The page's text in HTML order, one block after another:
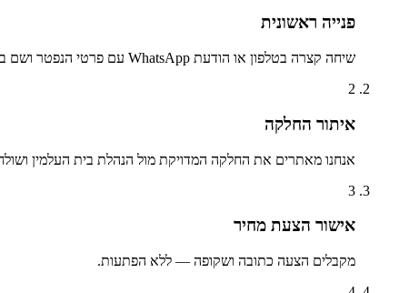
פנייה ראשונית
שיחה קצרה בטלפון או הודעת WhatsApp עם פרטי הנפטר ושם בית העלמין.
2
איתור החלקה
אנחנו מאתרים את החלקה המדויקת מול הנהלת בית העלמין
3
אישור הצעת מחיר
מקבלים הצעה כתובה ושקופה — ללא הפתעות.